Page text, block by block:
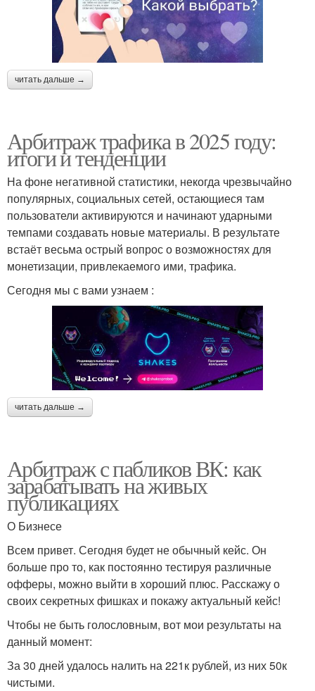
читать дальше →
Арбитраж трафика в 2025 году:
итоги и тенденции
На фоне негативной статистики, некогда чрезвычайно
популярных, социальных сетей, остающиеся там
пользователи активируются и начинают ударными
темпами создавать новые материалы. В результате
встаёт весьма острый вопрос о возможностях для
монетизации, привлекаемого ими, трафика.
Сегодня мы с вами узнаем :
читать дальше →
Арбитраж с пабликов ВК: как
зарабатывать на живых
публикациях
О Бизнесе
Всем привет. Сегодня будет не обычный кейс. Он
больше про то, как постоянно тестируя различные
офферы, можно выйти в хороший плюс. Расскажу о
своих секретных фишках и покажу актуальный кейс!
Чтобы не быть голословным, вот мои результаты на
данный момент:
За 30 дней удалось налить на 221к рублей, из них 50к
чистыми.